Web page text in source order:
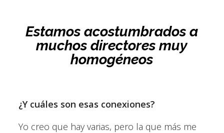
Estamos acostumbrados a
muchos directores muy
homogéneos
¿Y cuáles son esas conexiones?
Yo creo que hay varias, pero la que más me